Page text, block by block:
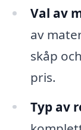
Val av
av
skåp
pris.
Typ av